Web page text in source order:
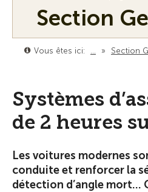
Section
Vous êtes ici: … » Section
Systèmes
de 2 heures
Les voitures modernes
conduite et renforcer la
détection d’angle mort…